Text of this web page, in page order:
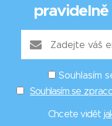
pravidelně
Souhlasím
Souhlasím se
Chcete vidět